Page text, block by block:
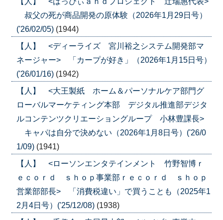
叔父の死が商品開発の原体験（2026年1月29日号）
('26/02/05) (1944)
【人】 <ディーライズ 宮川裕之システム開発部マ
ネージャー> 「カープが好き」（2026年1月15日号）
('26/01/16) (1942)
【人】 <大王製紙 ホーム＆パーソナルケア部門グ
ローバルマーケティング本部 デジタル推進部デジタ
ルコンテンツクリエーショングループ 小林豊課長>
キャパは自分で決めない（2026年1月8日号）('26/0
1/09) (1941)
【人】 <ローソンエンタテインメント 竹野智博ｒ
ｅｃｏｒｄ ｓｈｏｐ事業部ｒｅｃｏｒｄ ｓｈｏｐ
営業部部長> 「消費税違い」で買うことも（2025年1
2月4日号）('25/12/08) (1938)